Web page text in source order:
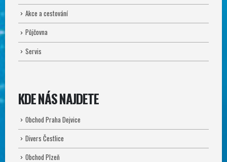
Akce a cestování
Půjčovna
Servis
KDE NÁS NAJDETE
Obchod Praha Dejvice
Divers Čestlice
Obchod Plzeň